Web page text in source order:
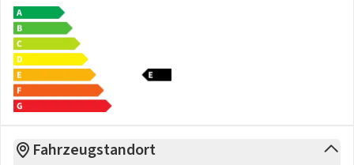
INNEN-AUSSTATTUNG
- Durchladeeinrichtung
- Pedale in Alu- bzw Edelstahl-Optik
- Gepäckraumboden variabel höheneinstellbar
- Rücksitzbank verschiebbar
- Rücksitzlehne geteilt umklappbar
- Dekor-Set R-Line, durchleuchtet
Fahrzeugstandort